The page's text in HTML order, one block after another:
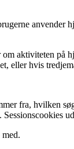
aktiviteten
eller hvis
fra, hvilken